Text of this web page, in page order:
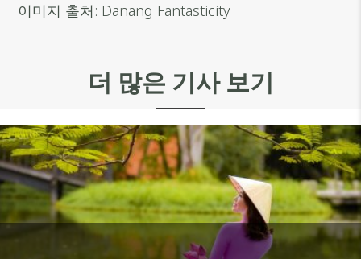
이미지 출처: Danang Fantasticity
더 많은 기사 보기